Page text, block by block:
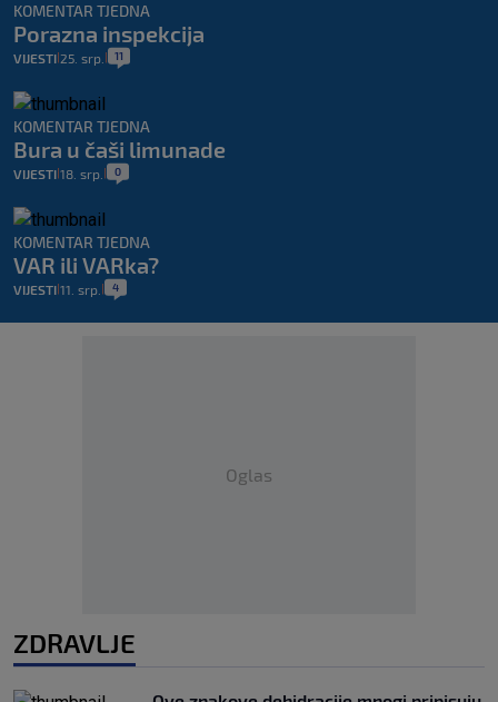
KOMENTAR TJEDNA
Porazna inspekcija
VIJESTI 25. srp. 11
KOMENTAR TJEDNA
Bura u čaši limunade
VIJESTI 18. srp. 0
KOMENTAR TJEDNA
VAR ili VARka?
VIJESTI 11. srp. 4
Oglas
ZDRAVLJE